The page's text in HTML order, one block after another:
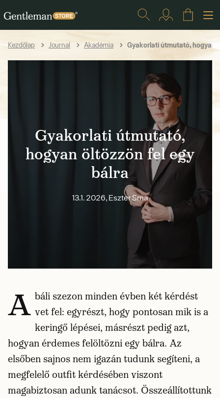
Kezdőlap Journal Akadémia Gyakorlati útmutató, hogyan
Gyakorlati útmutató,
hogyan öltözzön fel egy
bálra
13.1. 2026, Eszter Srna
A báli szezon minden évben két kérdést
vet fel: egyrészt, hogy pontosan mik is a
keringő lépései, másrészt pedig azt,
hogyan érdemes felöltözni egy bálra. Az
elsőben sajnos nem igazán tudunk segíteni, a
megfelelő outfit kérdésében viszont
magabiztosan adunk tanácsot. Összeállítottunk